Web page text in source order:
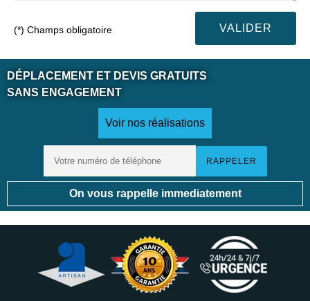
(*) Champs obligatoire
DÉPLACEMENT ET DEVIS GRATUITS
SANS ENGAGEMENT
Voir nos réalisations
On vous rappelle immediatement